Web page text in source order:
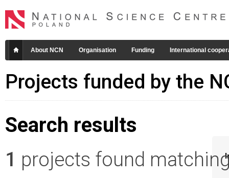
About NCN Organisation Funding International
Projects funded by the
Search results
1 projects found